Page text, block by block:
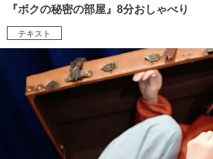
『ボクの秘密の部屋』8分おしゃべり
テキスト